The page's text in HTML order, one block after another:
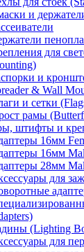
и
для
и
& Wall
и сетки
рамы
штифты и
16мм
16мм
28мм
для
(Lighting
для